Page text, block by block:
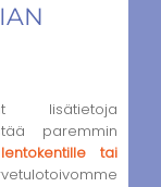
lisätietoja
paremmin
tai